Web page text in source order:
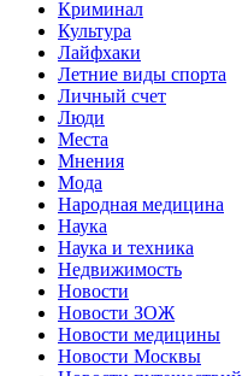
Криминал
Культура
Лайфхаки
Летние виды спорта
Личный счет
Люди
Места
Мнения
Мода
Народная медицина
Наука
Наука и техника
Недвижимость
Новости
Новости ЗОЖ
Новости медицины
Новости Москвы